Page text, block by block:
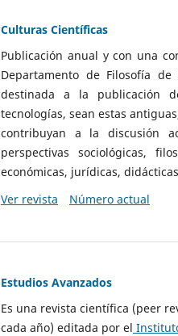
Culturas Científicas
Publicación anual y con una
Departamento de Filosofía
destinada a la publicación
tecnologías, sean estas
contribuyan a la discusión
perspectivas sociológicas,
económicas, jurídicas,
Ver revista
Número actual
Estudios Avanzados
Es una revista científica (peer
cada año) editada por el